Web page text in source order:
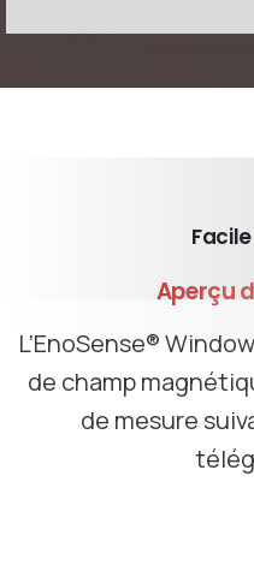
Aperçu
L’EnoSense®
de champ
de mesure